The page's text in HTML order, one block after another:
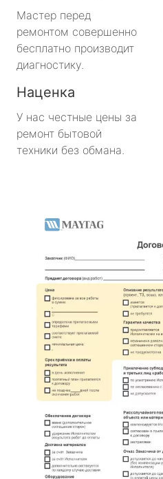
Мастер перед
ремонтом совершенно
бесплатно производит
диагностику.
Наценка
У нас честные цены за
ремонт бытовой
техники без обмана.